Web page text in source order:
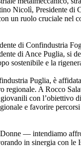
Nicolì, Presidente di
un ruolo cruciale nel
di Confindustria
di Ance Puglia, si
sostenibile e la
Puglia, è
regionale. A Rocco
con l’obiettivo
e favorire
— intendiamo
in sinergia con le